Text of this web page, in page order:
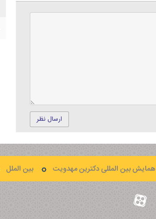
ارسال نظر
همایش بین المللی دکترین مهدویت بین الملل